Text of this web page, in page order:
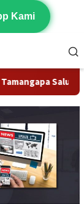
Kami
Sembako